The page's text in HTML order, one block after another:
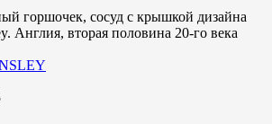
горшочек, сосуд с крышкой дизайна
Англия, вторая половина 20-го века